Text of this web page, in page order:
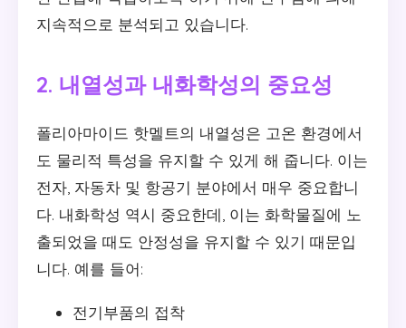
지속적으로 분석되고 있습니다.
2. 내열성과 내화학성의 중요성
폴리아마이드 핫멜트의 내열성은 고온 환경에서
도 물리적 특성을 유지할 수 있게 해 줍니다. 이는
전자, 자동차 및 항공기 분야에서 매우 중요합니
다. 내화학성 역시 중요한데, 이는 화학물질에 노
출되었을 때도 안정성을 유지할 수 있기 때문입
니다. 예를 들어:
전기부품의 접착